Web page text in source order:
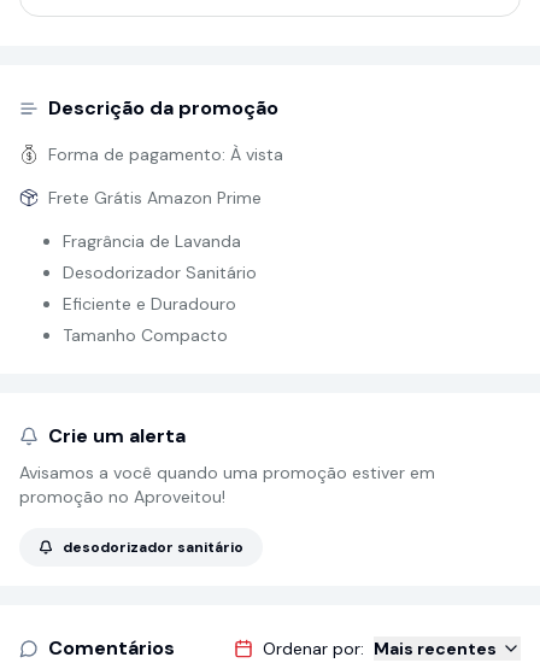
Descrição da promoção
Forma de pagamento: À vista
Frete Grátis Amazon Prime
Fragrância de Lavanda
Desodorizador Sanitário
Eficiente e Duradouro
Tamanho Compacto
Crie um alerta
Avisamos a você quando uma promoção estiver em
promoção no Aproveitou!
desodorizador sanitário
Comentários Ordenar por: Mais recentes